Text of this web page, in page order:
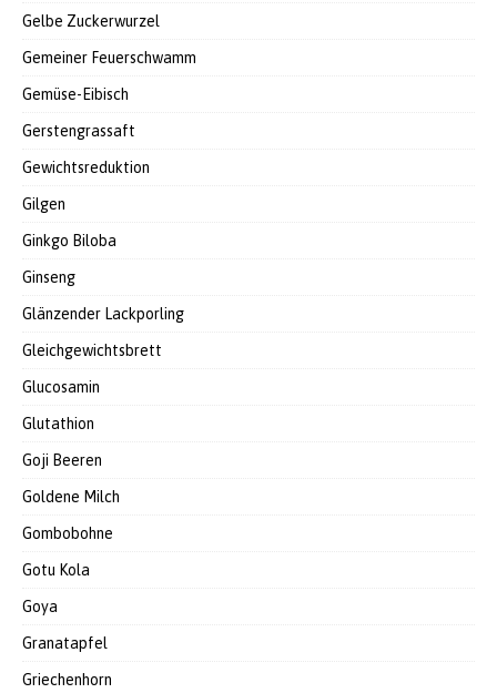
Gelbe Zuckerwurzel
Gemeiner Feuerschwamm
Gemüse-Eibisch
Gerstengrassaft
Gewichtsreduktion
Gilgen
Ginkgo Biloba
Ginseng
Glänzender Lackporling
Gleichgewichtsbrett
Glucosamin
Glutathion
Goji Beeren
Goldene Milch
Gombobohne
Gotu Kola
Goya
Granatapfel
Griechenhorn